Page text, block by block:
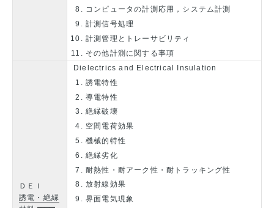
コンピュータの計測応用，システム計測
計測信号処理
計測管理とトレーサビリティ
その他計測に関する事項
ＤＥＩ
誘電・絶縁
Dielectrics and Electrical Insulation
誘電特性
導電特性
絶縁破壊
空間電荷効果
機械的特性
絶縁劣化
耐熱性・耐アーク性・耐トラッキング性
放射線効果
界面電気現象